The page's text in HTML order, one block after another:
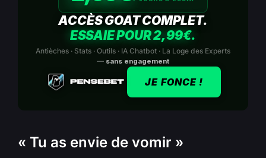
ACCÈS GOAT COMPLET.
ESSAIE POUR 2,99€.
Antièches · Stats · Outils · IA Chatbot · La Loge des Experts
— sans engagement
JE FONCE !
« Tu as envie de vomir »